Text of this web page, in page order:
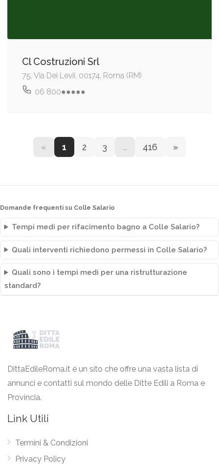
Cl Costruzioni Srl
75, Via Dei Levii, 00174, Roma (RM)
06 800●●●●●
« 1 2 3 ... 416 »
Domande frequenti su Colle Salario
Tempi medi per rifacimento bagno a Colle Salario?
Quali interventi richiedono permessi in Colle Salario?
Quali sono i tempi medi per una ristrutturazione
standard?
DittaEdileRoma.it è un sito che offre una vasta lista di
annunci e contatti sul mondo delle Ditte Edili a Roma e
Provincia.
Link Utili
Termini & Condizioni
Privacy Policy